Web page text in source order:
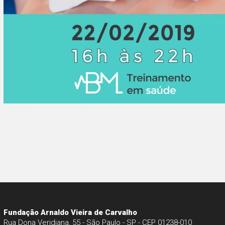
Fundação Arnaldo Vieira de Carvalho
Rua Dona Veridiana, 55 - São Paulo - SP - CEP 01238-010